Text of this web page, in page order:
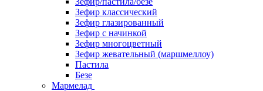
Зефир классический
Зефир глазированный
Зефир с начинкой
Зефир многоцветный
Зефир жевательный (маршмеллоу)
Пастила
Безе
Мармелад